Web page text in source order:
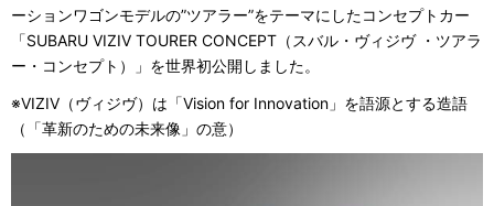
ーションワゴンモデルの”ツアラー”をテーマにしたコンセプトカー
「SUBARU VIZIV TOURER CONCEPT（スバル・ヴィジヴ ・ツアラ
ー・コンセプト）」を世界初公開しました。
※VIZIV（ヴィジヴ）は「Vision for Innovation」を語源とする造語
（「革新のための未来像」の意）